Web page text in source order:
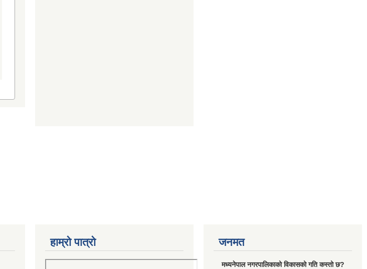
हाम्रो पात्रो जनमत
मध्यनेपाल नगरपालिकाको विकासको गति कस्तो छ?